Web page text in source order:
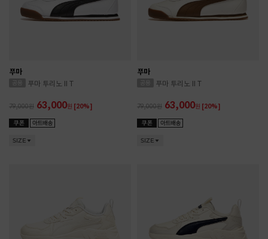
푸마
푸마 투리노 II T
79,000 63,000원 [20%]
SIZE
푸마
푸마 투리노 II T
79,000 63,000원 [20%]
SIZE